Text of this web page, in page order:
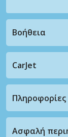
Βοήθεια
CarJet
Πληροφορίες
Ασφαλή